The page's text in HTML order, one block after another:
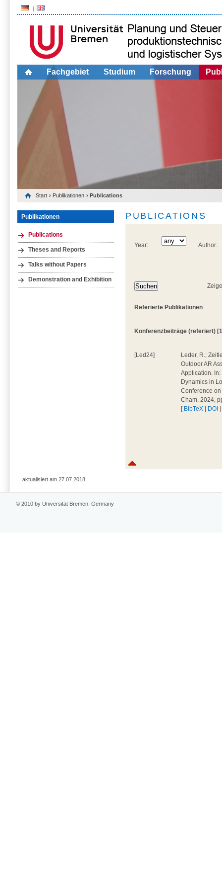
Fachgebiet Studium Forschung
Start › Publikationen › Publications
Publikationen
Publications
Theses and Reports
Talks without Papers
Demonstration and Exhibition
PUBLICATIONS
Year: Author:
Referierte Publikationen
Konferenzbeiträge (referiert)
[Led24]
Leder, R.;
Outdoor AR
Application. In:
Dynamics in
Conference
Cham, 2024,
[ BibTeX | DOI
aktualisiert am 27.07.2018
© 2010 by Universität Bremen, Germany